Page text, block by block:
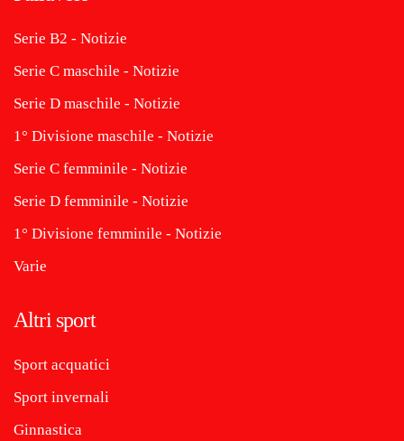
Serie B2 - Notizie
Serie C maschile - Notizie
Serie D maschile - Notizie
1° Divisione maschile - Notizie
Serie C femminile - Notizie
Serie D femminile - Notizie
1° Divisione femminile - Notizie
Varie
Altri sport
Sport acquatici
Sport invernali
Ginnastica